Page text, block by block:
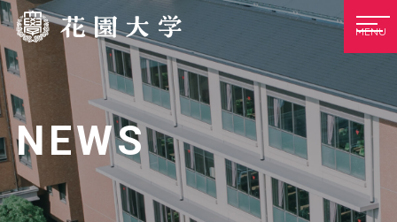
MENU
NEWS